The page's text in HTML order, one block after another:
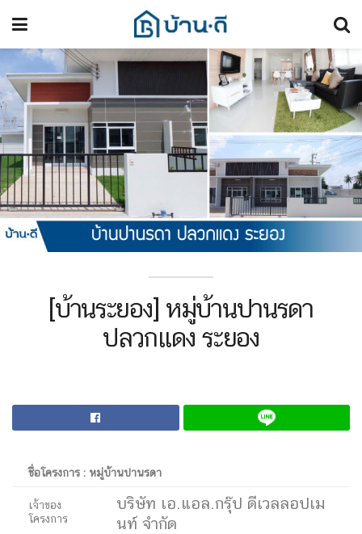
[บ้านระยอง] หมู่บ้านปานรดา
ปลวกแดง ระยอง
ชื่อโครงการ : หมู่บ้านปานรดา
เจ้าของ
โครงการ
บริษัท เอ.แอล.กรุ๊ป ดีเวลลอปเม
นท์ จำกัด